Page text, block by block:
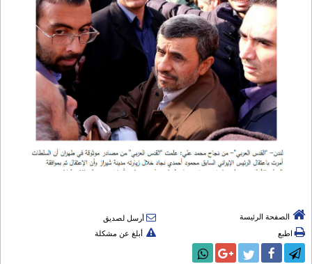
الصفحة الرئيسة
أرسل لصديق
اطبع
أبلغ عن مشكلة